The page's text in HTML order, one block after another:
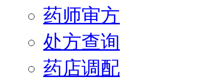
药师审方
处方查询
药店调配